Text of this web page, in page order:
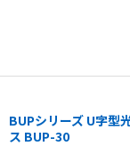
～
BUPシリーズ U字型
ス BUP-30